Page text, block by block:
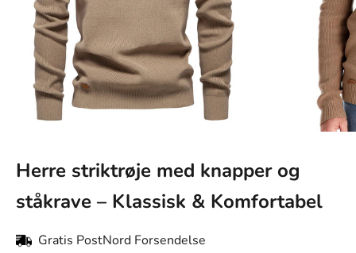
Herre striktrøje med knapper og
ståkrave – Klassisk & Komfortabel
Gratis PostNord Forsendelse